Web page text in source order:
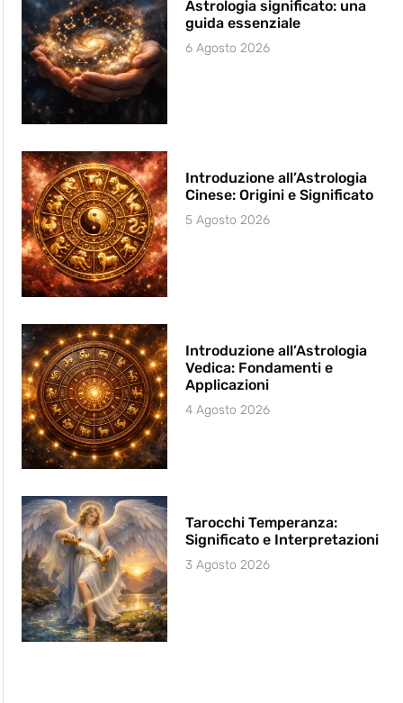
Astrologia significato: una
guida essenziale
6 Agosto 2026
Introduzione all’Astrologia
Cinese: Origini e Significato
5 Agosto 2026
Introduzione all’Astrologia
Vedica: Fondamenti e
Applicazioni
4 Agosto 2026
Tarocchi Temperanza:
Significato e Interpretazioni
3 Agosto 2026